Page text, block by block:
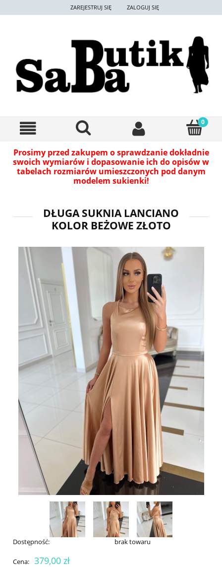
ZAREJESTRUJ SIĘ ZALOGUJ SIĘ
Prosimy przed zakupem o sprawdzanie dokładnie
swoich wymiarów i dopasowanie ich do opisów w
tabelach rozmiarów umieszczonych pod danym
modelem sukienki!
DŁUGA SUKNIA LANCIANO
KOLOR BEŻOWE ZŁOTO
Dostępność: brak towaru
Cena: 379,00 zł